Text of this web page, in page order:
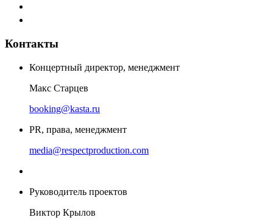
Контакты
Концертный директор, менеджмент
Макс Старцев
booking@kasta.ru
PR, права, менеджмент
media@respectproduction.com
Руководитель проектов
Виктор Крылов